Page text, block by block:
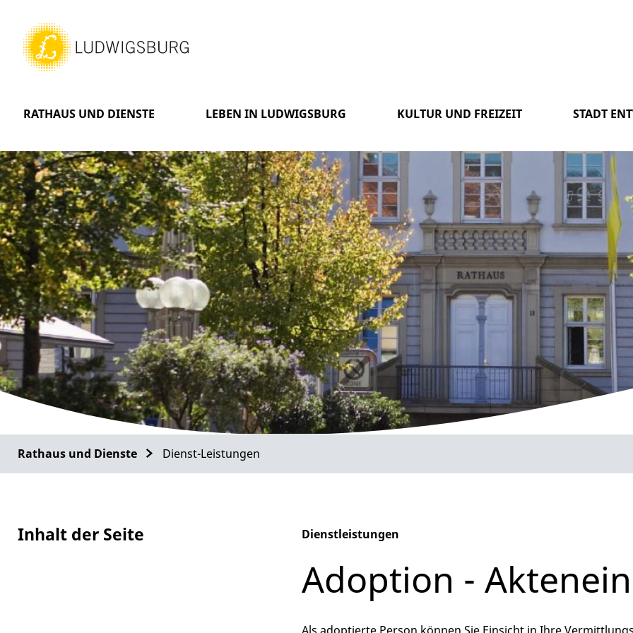
RATHAUS UND DIENSTE LEBEN IN LUDWIGSBURG KULTUR UND FREIZEIT STADT
Rathaus und Dienste Dienst-Leistungen
Inhalt der Seite
Dienstleistungen
Adoption -
Als adoptierte Person können Sie Einsicht in Ihre